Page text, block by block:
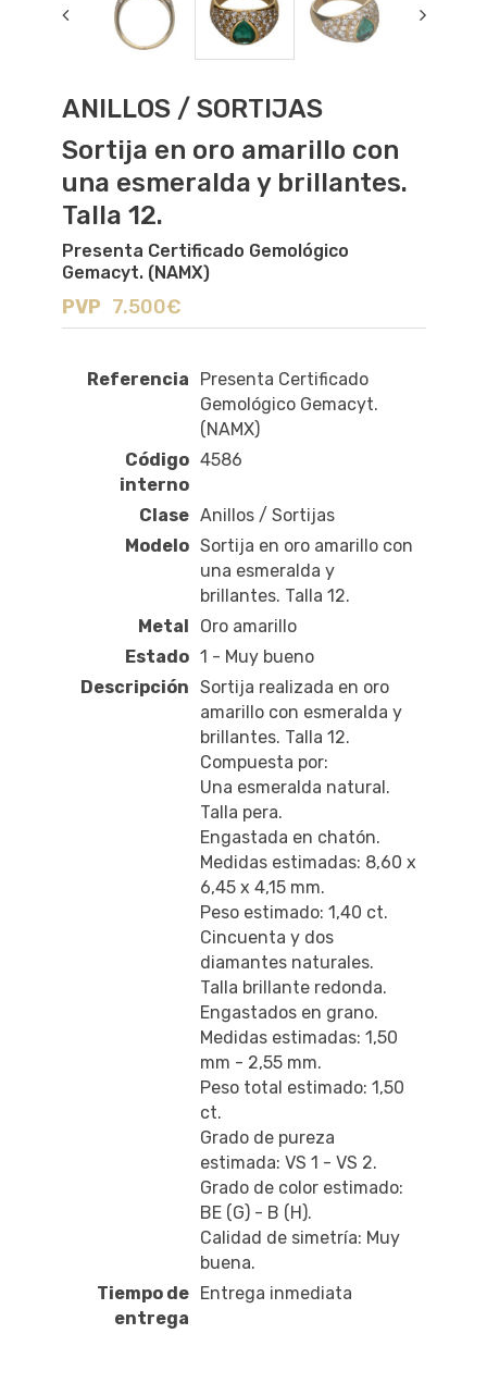
ANILLOS / SORTIJAS
Sortija en oro amarillo con
una esmeralda y brillantes.
Talla 12.
Presenta Certificado Gemológico
Gemacyt. (NAMX)
PVP 7.500€
Referencia
Presenta Certificado
Gemológico Gemacyt.
(NAMX)
Código
interno
4586
Clase Anillos / Sortijas
Modelo Sortija en oro amarillo con
una esmeralda y
brillantes. Talla 12.
Metal
Oro amarillo
Estado 1 - Muy bueno
Descripción Sortija realizada en oro
amarillo con esmeralda y
brillantes. Talla 12.
Compuesta por:
Una esmeralda natural.
Talla pera.
Engastada en chatón.
Medidas estimadas: 8,60 x
6,45 x 4,15 mm.
Peso estimado: 1,40 ct.
Cincuenta y dos
diamantes naturales.
Talla brillante redonda.
Engastados en grano.
Medidas estimadas: 1,50
mm - 2,55 mm.
Peso total estimado: 1,50
ct.
Grado de pureza
estimada: VS 1 - VS 2.
Grado de color estimado:
BE (G) - B (H).
Calidad de simetría: Muy
buena.
Tiempo de
entrega
Entrega inmediata